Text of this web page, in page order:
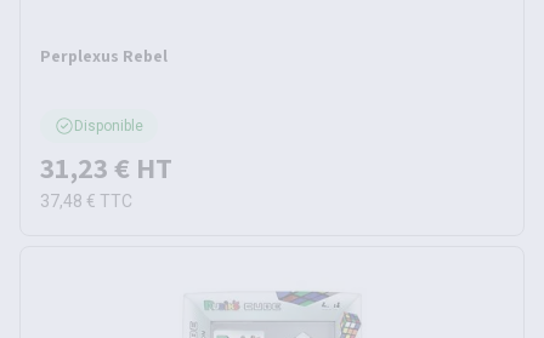
Perplexus Rebel
Disponible
31,23 € HT
37,48 € TTC